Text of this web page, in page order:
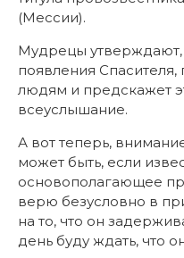
(Мессии).
Мудрецы утверждают,
появления
людям и предскажет
всеуслышание.
А вот теперь,
может быть, если
основополагающее
верю безусловно в
на то, что он
день буду ждать, что